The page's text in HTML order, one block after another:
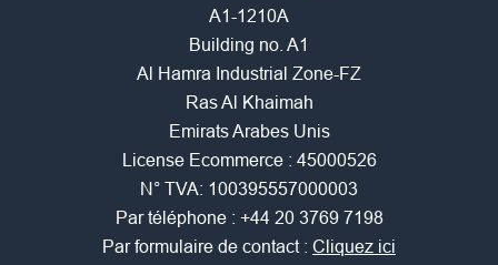
A1-1210A
Building no. A1
Al Hamra Industrial Zone-FZ
Ras Al Khaimah
Emirats Arabes Unis
License Ecommerce : 45000526
N° TVA: 100395557000003
Par téléphone : +44 20 3769 7198
Par formulaire de contact : Cliquez ici